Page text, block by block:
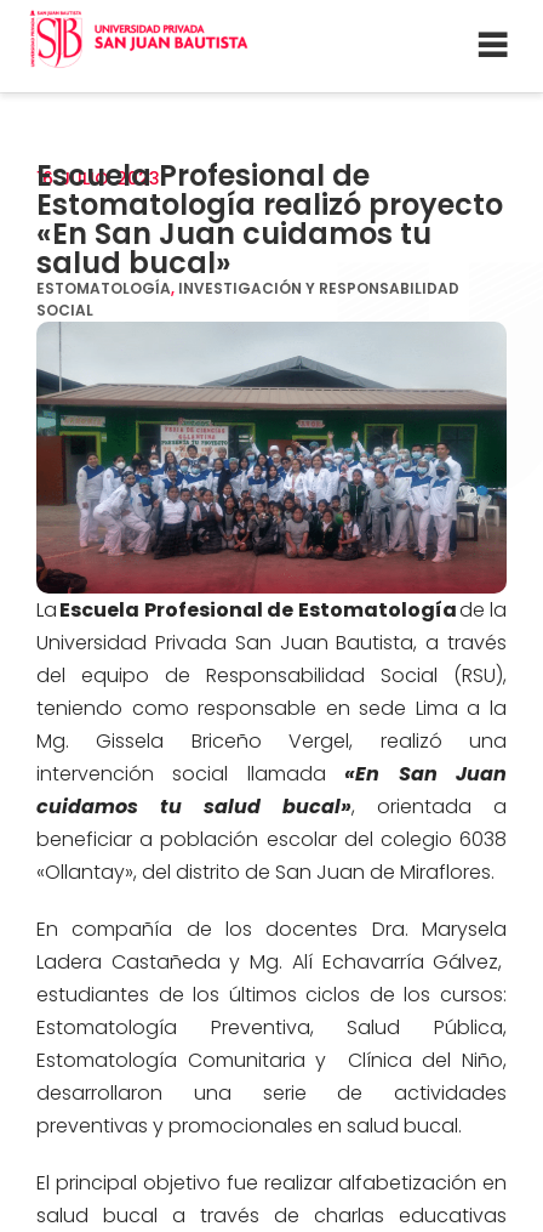
16 JULIO 2023
Escuela Profesional de
Estomatología realizó proyecto
«En San Juan cuidamos tu
salud bucal»
ESTOMATOLOGÍA, INVESTIGACIÓN Y RESPONSABILIDAD
SOCIAL
LaEscuela Profesional de Estomatologíade la
Universidad Privada San Juan Bautista, a través
del equipo de Responsabilidad Social (RSU),
teniendo como responsable en sede Lima ala
Mg.Gissela Briceño Vergel, realizóuna
intervención social llamada«En San Juan
cuidamos tu salud bucal», orientada a
beneficiar a población escolar del colegio 6038
«Ollantay», del distrito de San Juan de Miraflores.
En compañía de los docentes Dra. Marysela
Ladera Castañeda y Mg. Alí Echavarría Gálvez,
estudiantes de los últimos ciclos de los cursos:
Estomatología Preventiva, Salud Pública,
Estomatología Comunitaria y Clínica del Niño,
desarrollaron una serie de actividades
preventivas y promocionales en salud bucal.
El principal objetivo fue realizar alfabetización en
salud bucal a través de charlas educativas